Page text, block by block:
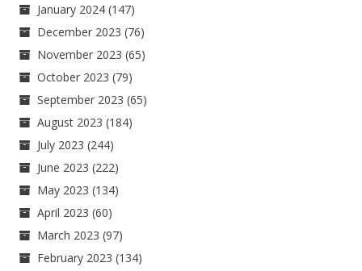
January 2024 (147)
December 2023 (76)
November 2023 (65)
October 2023 (79)
September 2023 (65)
August 2023 (184)
July 2023 (244)
June 2023 (222)
May 2023 (134)
April 2023 (60)
March 2023 (97)
February 2023 (134)